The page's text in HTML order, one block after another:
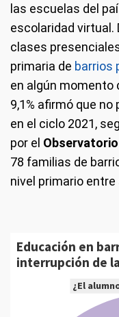
las escuelas del
escolaridad virtual.
clases
primaria de barrios
en algún momento
9,1% afirmó que
en el ciclo 2021,
por el
78 familias de
nivel primario